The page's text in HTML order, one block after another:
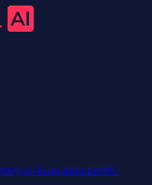
AI in un unico posto.